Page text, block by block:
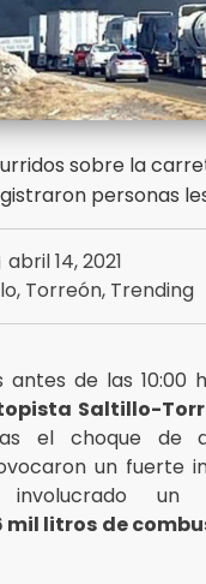
sobre la
personas
abril 14, 2021
, Torreón, Trending
antes de las 10:00
Saltillo-
el choque de
un fuerte
un
mil litros de